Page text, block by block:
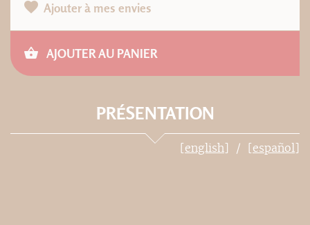
Ajouter à mes envies
AJOUTER AU PANIER
PRÉSENTATION
[english] [español]